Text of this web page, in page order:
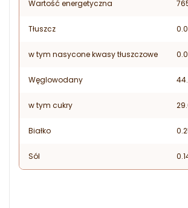
Wartość energetyczna
Tłuszcz
w tym nasycone kwasy tłuszczowe
Węglowodany
w tym cukry
Białko
Sól